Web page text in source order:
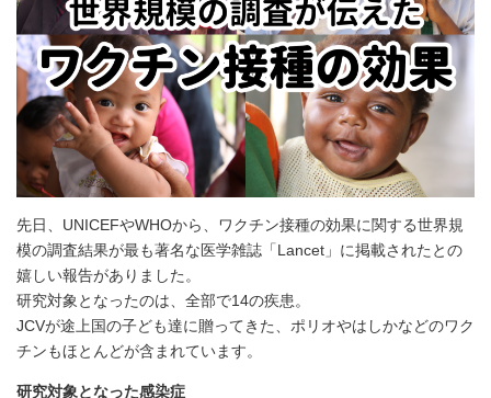
先日、UNICEFやWHOから、ワクチン接種の効果に関する世界規
模の調査結果が最も著名な医学雑誌「Lancet」に掲載されたとの
嬉しい報告がありました。
研究対象となったのは、全部で14の疾患。
JCVが途上国の子ども達に贈ってきた、ポリオやはしかなどのワク
チンもほとんどが含まれています。
研究対象となった感染症